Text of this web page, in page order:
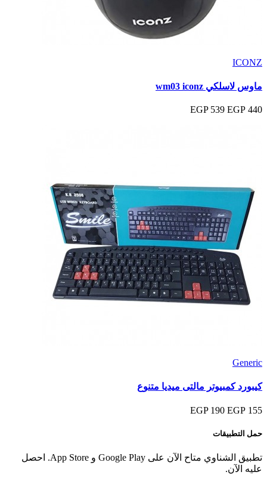
ICONZ
ماوس لاسلكي wm03 iconz
440 EGP
539 EGP
Generic
كيبورد كمبيوتر مالتى ميديا متنوع
155 EGP
190 EGP
حمل التطبيقات
تطبيق الشناوي متاح الآن على Google Play و App Store. احصل
عليه الآن.